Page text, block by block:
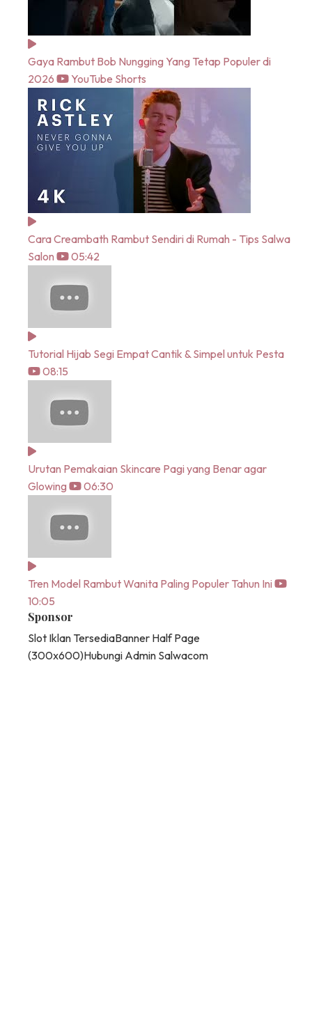
Gaya Rambut Bob Nungging Yang Tetap Populer di
2026
YouTube Shorts
Cara Creambath Rambut Sendiri di Rumah - Tips Salwa
Salon
05:42
Tutorial Hijab Segi Empat Cantik & Simpel untuk Pesta
08:15
Urutan Pemakaian Skincare Pagi yang Benar agar
Glowing
06:30
Tren Model Rambut Wanita Paling Populer Tahun Ini
10:05
Sponsor
Slot Iklan TersediaBanner Half Page
(300x600)Hubungi Admin Salwacom